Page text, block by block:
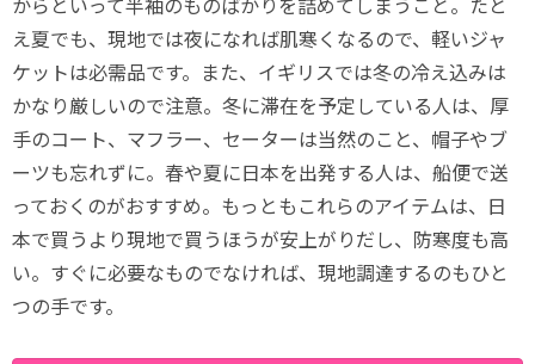
え夏でも、現地では夜になれば肌寒くなるので、軽いジャ
ケットは必需品です。また、イギリスでは冬の冷え込みは
かなり厳しいので注意。冬に滞在を予定している人は、厚
手のコート、マフラー、セーターは当然のこと、帽子やブ
ーツも忘れずに。春や夏に日本を出発する人は、船便で送
っておくのがおすすめ。もっともこれらのアイテムは、日
本で買うより現地で買うほうが安上がりだし、防寒度も高
い。すぐに必要なものでなければ、現地調達するのもひと
つの手です。